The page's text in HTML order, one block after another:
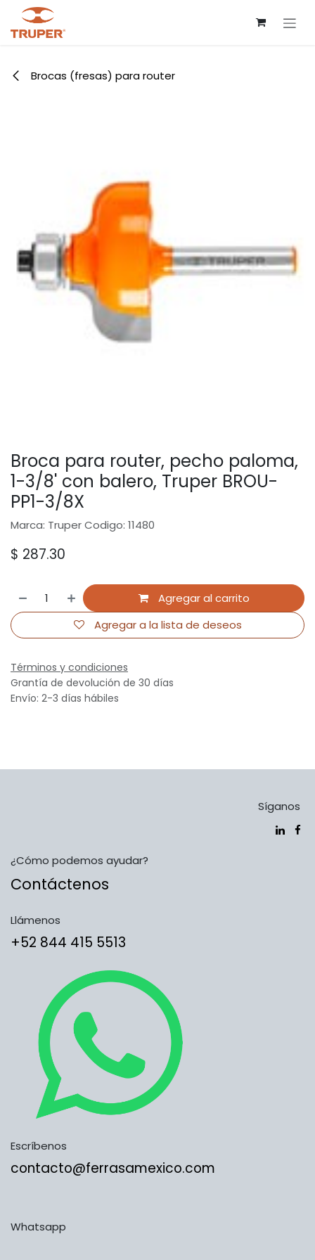
Ir al contenido
Brocas (fresas) para router
Broca para router, pecho paloma,
1-3/8' con balero, Truper BROU-
PP1-3/8X
Marca: Truper Codigo: 11480
$ 287.30
Agregar al carrito
Agregar a la lista de deseos
Términos y condiciones
Grantía de devolución de 30 días
Envío: 2-3 días hábiles
Síganos
¿Cómo podemos ayudar?
Contáctenos
Llámenos
​​​​​​​​​​​​+5​2​ ​8​4​4​ ​4​1​5​ 5​5​1​3​​​​​​​​​​​​​​
Escríbenos
contacto@ferrasamexico.com
Whatsapp